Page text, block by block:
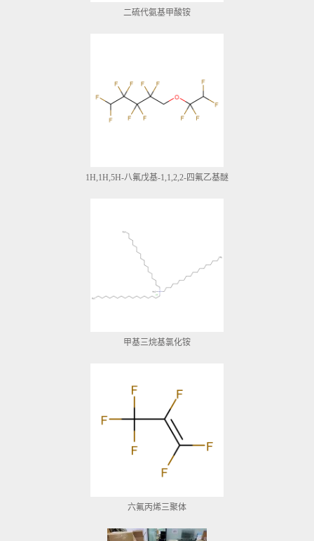
二硫代氨基甲酸铵
1H,1H,5H-八氟戊基-1,1,2,2-四氟乙基醚
甲基三烷基氯化铵
六氟丙烯三聚体